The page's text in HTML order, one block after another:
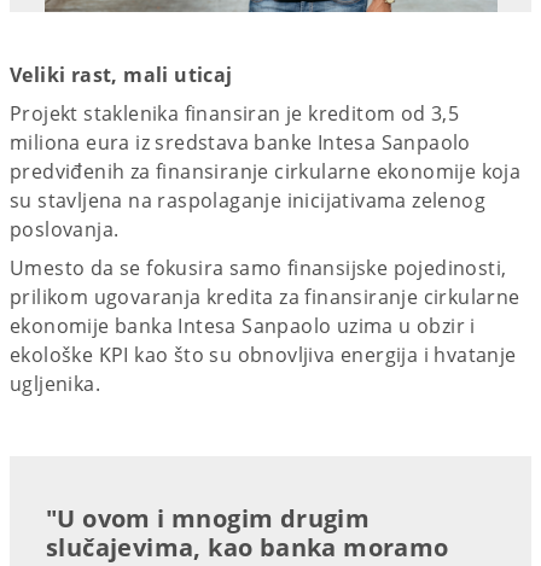
Veliki rast, mali uticaj
Projekt staklenika finansiran je kreditom od 3,5
miliona eura iz sredstava banke Intesa Sanpaolo
predviđenih za finansiranje cirkularne ekonomije koja
su stavljena na raspolaganje inicijativama zelenog
poslovanja.
Umesto da se fokusira samo finansijske pojedinosti,
prilikom ugovaranja kredita za finansiranje cirkularne
ekonomije banka Intesa Sanpaolo uzima u obzir i
ekološke KPI kao što su obnovljiva energija i hvatanje
ugljenika.
"U ovom i mnogim drugim
slučajevima, kao banka moramo